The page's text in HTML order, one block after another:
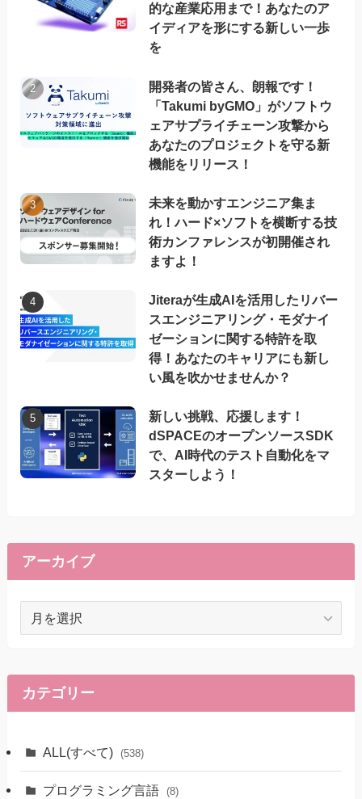
的な産業応用まで！あなたのア
イディアを形にする新しい一歩
を
開発者の皆さん、朗報です！
「Takumi byGMO」がソフトウ
ェアサプライチェーン攻撃から
あなたのプロジェクトを守る新
機能をリリース！
未来を動かすエンジニア集ま
れ！ハード×ソフトを横断する技
術カンファレンスが初開催され
ますよ！
Jiteraが生成AIを活用したリバー
スエンジニアリング・モダナイ
ゼーションに関する特許を取
得！あなたのキャリアにも新し
い風を吹かせませんか？
新しい挑戦、応援します！
dSPACEのオープンソースSDK
で、AI時代のテスト自動化をマ
スターしよう！
アーカイブ
ブ
カテゴリー
ALL(すべて) (538)
プログラミング言語 (8)